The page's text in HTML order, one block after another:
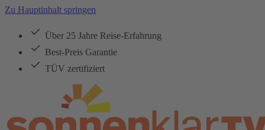
Zu Hauptinhalt springen
Über 25 Jahre Reise-Erfahrung
Best-Preis Garantie
TÜV zertifiziert